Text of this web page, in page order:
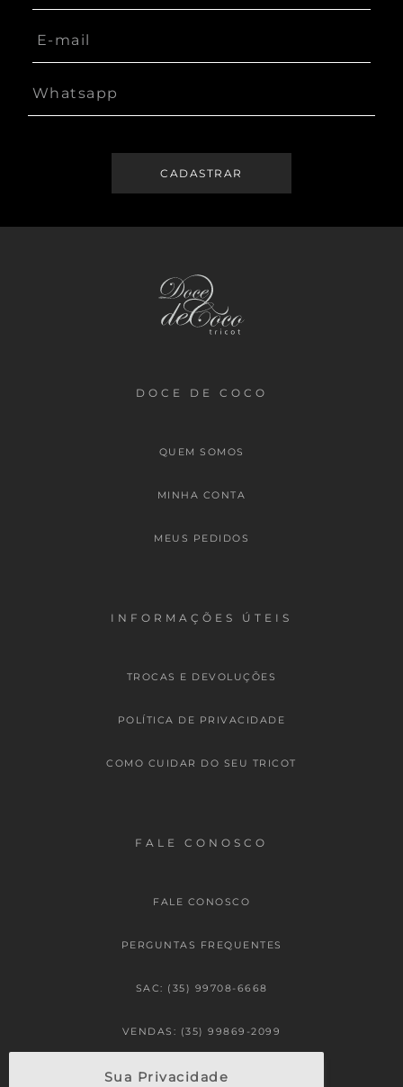
Sua Privacidade
DOCE DE COCO
QUEM SOMOS
MINHA CONTA
MEUS PEDIDOS
INFORMAÇÕES ÚTEIS
TROCAS E DEVOLUÇÕES
POLÍTICA DE PRIVACIDADE
COMO CUIDAR DO SEU TRICOT
FALE CONOSCO
FALE CONOSCO
PERGUNTAS FREQUENTES
SAC: (35) 99708-6668
VENDAS: (35) 99869-2099
FALE CONOSCO: (35) 3627-0091